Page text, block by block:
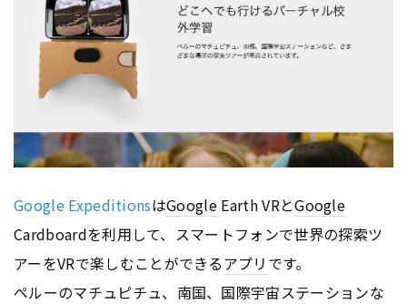
Google ExpeditionsはGoogle Earth VRとGoogle
Cardboardを利用して、スマートフォンで世界の探索ツ
アーをVRで楽しむことができるアプリ です。
ペルーのマチュピチュ、南国、国際宇宙ステーションな